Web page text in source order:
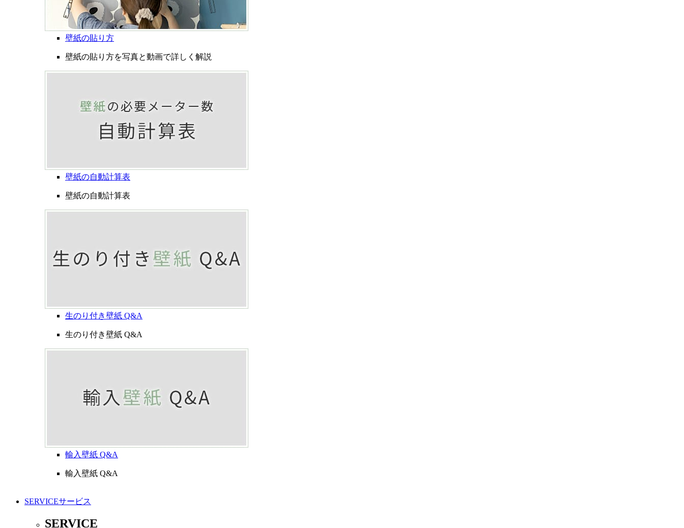
壁紙の貼り方
壁紙の貼り方を写真と動画で詳しく解説
壁紙の自動計算表
壁紙の自動計算表
生のり付き壁紙 Q&A
生のり付き壁紙 Q&A
輸入壁紙 Q&A
輸入壁紙 Q&A
SERVICEサービス
SERVICE